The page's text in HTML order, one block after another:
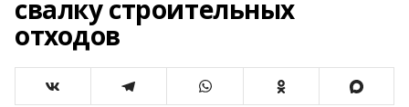
свалку строительных
отходов